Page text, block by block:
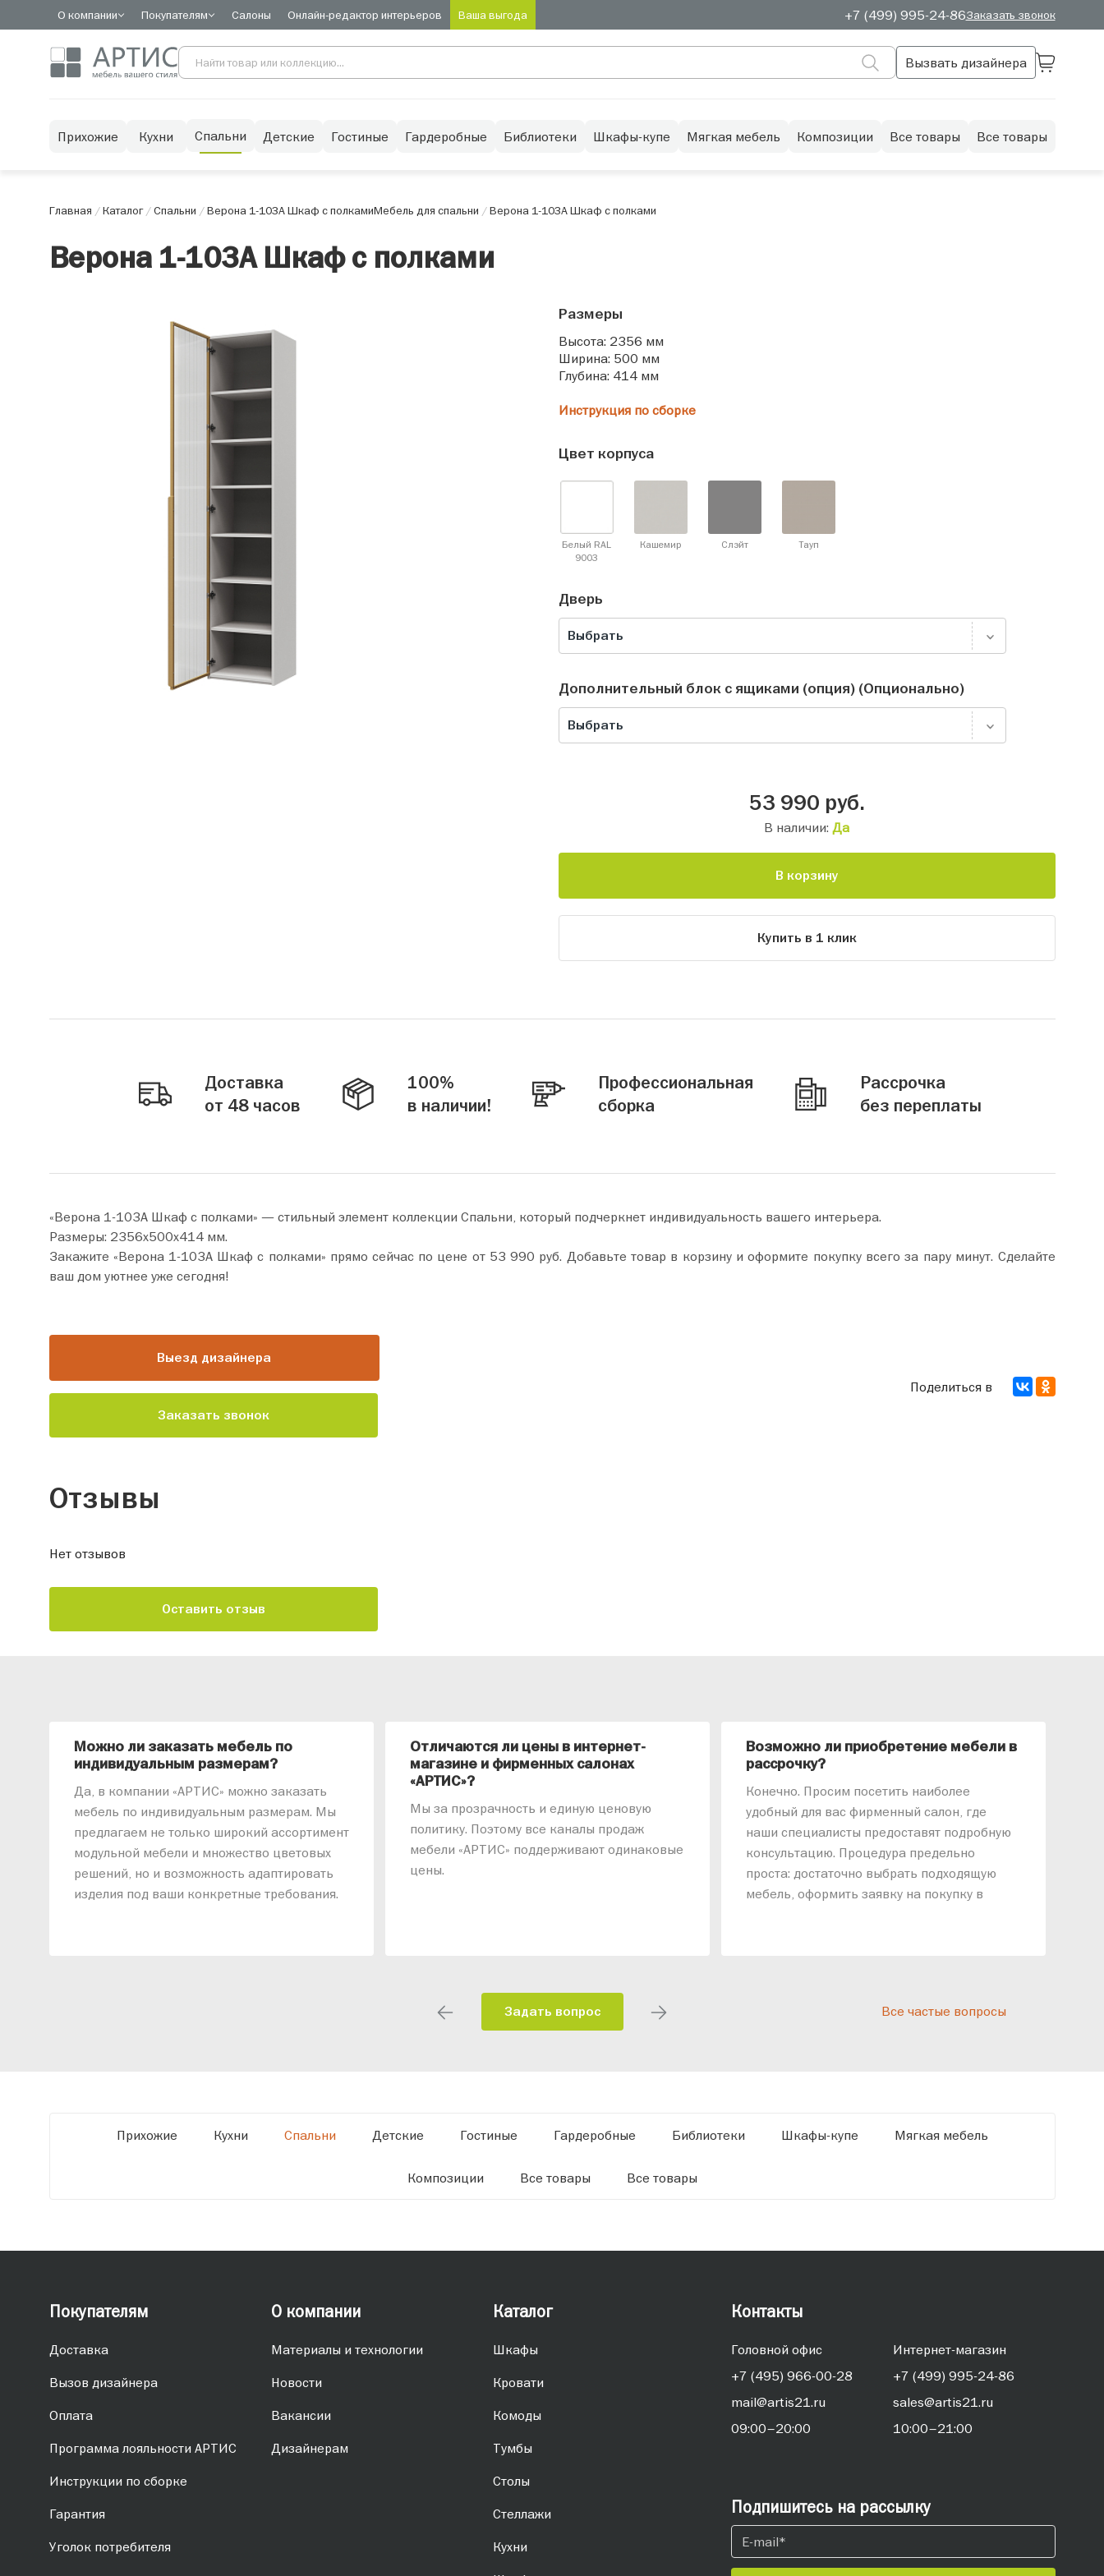
О компании Покупателям Салоны Онлайн-редактор интерьеров Ваша выгода +7 (499) 995-24-86Заказать звонок
Вызвать дизайнера
Прихожие Кухни Спальни Детские Гостиные Гардеробные Библиотеки Шкафы-купе Мягкая мебель Композиции Все товары Все товары
Главная /Каталог/Спальни /Верона 1-103А Шкаф с полкамиМебель для спальни /Верона 1-103А Шкаф с полками
Верона 1-103А Шкаф с полками
Размеры
Высота: 2356 мм
Ширина: 500 мм
Глубина: 414 мм
Инструкция по сборке
Цвет корпуса
Белый RAL
9003
Кашемир Слэйт Тауп
Дверь
Выбрать
Дополнительный блок с ящиками (опция) (Опционально)
Выбрать
53 990 руб.
В наличии: Да
В корзину
Купить в 1 клик
Доставка
от 48 часов
100%
в наличии!
Профессиональная
сборка
Рассрочка
без переплаты
«Верона 1-103А Шкаф с полками» — стильный элемент коллекции Спальни, который подчеркнет индивидуальность вашего интерьера.
Размеры: 2356х500х414 мм.
Закажите «Верона 1-103А Шкаф с полками» прямо сейчас по цене от 53 990 руб. Добавьте товар в корзину и оформите покупку всего за пару минут. Сделайте
ваш дом уютнее уже сегодня!
Выезд дизайнера
Заказать звонок
Поделиться в
Отзывы
Нет отзывов
Оставить отзыв
Можно ли заказать мебель по
индивидуальным размерам?
Да, в компании «АРТИС» можно заказать
мебель по индивидуальным размерам. Мы
предлагаем не только широкий ассортимент
модульной мебели и множество цветовых
решений, но и возможность адаптировать
изделия под ваши конкретные требования.
Отличаются ли цены в интернет-
магазине и фирменных салонах
«АРТИС»?
Мы за прозрачность и единую ценовую
политику. Поэтому все каналы продаж
мебели «АРТИС» поддерживают одинаковые
цены.
Возможно ли приобретение мебели в
рассрочку?
Конечно. Просим посетить наиболее
удобный для вас фирменный салон, где
наши специалисты предоставят подробную
консультацию. Процедура предельно
проста: достаточно выбрать подходящую
мебель, оформить заявку на покупку в
Задать вопрос Все частые вопросы
Прихожие Кухни Спальни Детские Гостиные Гардеробные Библиотеки Шкафы-купе Мягкая мебель
Композиции Все товары Все товары
Покупателям
Доставка
Вызов дизайнера
Оплата
Программа лояльности АРТИС
Инструкции по сборке
Гарантия
Уголок потребителя
О компании
Материалы и технологии
Новости
Вакансии
Дизайнерам
Каталог
Шкафы
Кровати
Комоды
Тумбы
Столы
Стеллажи
Кухни
Контакты
Головной офис
+7 (495) 966-00-28
mail@artis21.ru
09:00–20:00
Интернет-магазин
+7 (499) 995-24-86
sales@artis21.ru
10:00–21:00
Подпишитесь на рассылку